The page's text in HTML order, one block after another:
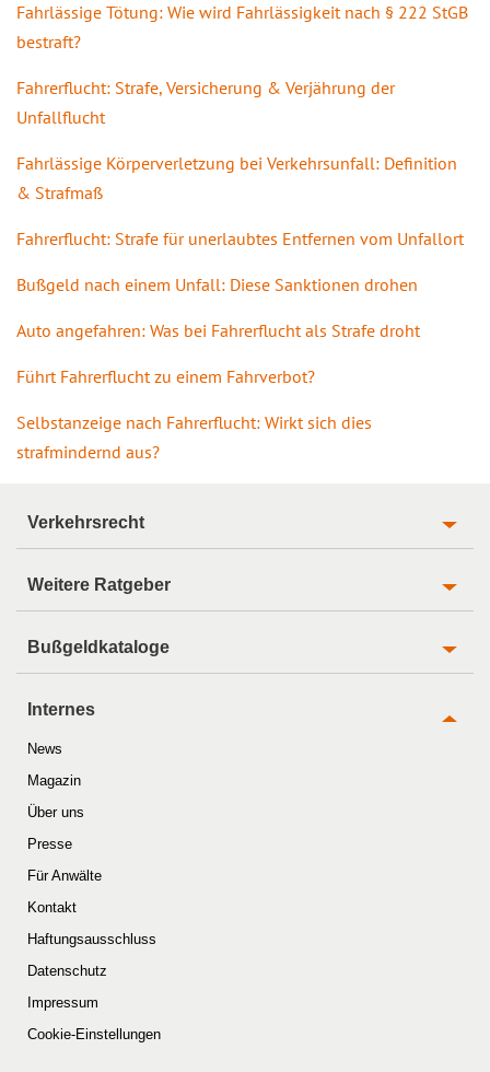
Fahrlässige Tötung: Wie wird Fahrlässigkeit nach § 222 StGB
bestraft?
Fahrerflucht: Strafe, Versicherung & Verjährung der
Unfallflucht
Fahrlässige Körperverletzung bei Verkehrsunfall: Definition
& Strafmaß
Fahrerflucht: Strafe für unerlaubtes Entfernen vom Unfallort
Bußgeld nach einem Unfall: Diese Sanktionen drohen
Auto angefahren: Was bei Fahrerflucht als Strafe droht
Führt Fahrerflucht zu einem Fahrverbot?
Selbstanzeige nach Fahrerflucht: Wirkt sich dies
strafmindernd aus?
Verkehrsrecht
Weitere Ratgeber
Bußgeldkataloge
Internes
News
Magazin
Über uns
Presse
Für Anwälte
Kontakt
Haftungsausschluss
Datenschutz
Impressum
Cookie-Einstellungen